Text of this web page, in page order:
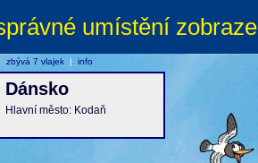
umístění
Dánsko
Hlavní město: Kodaň
zbývá 7 vlajek | info